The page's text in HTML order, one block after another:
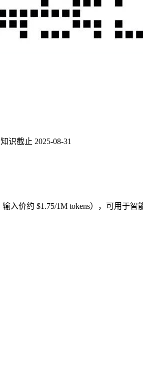
识截止 2025-08-31
输入价约 $1.75/1M tokens），可用于